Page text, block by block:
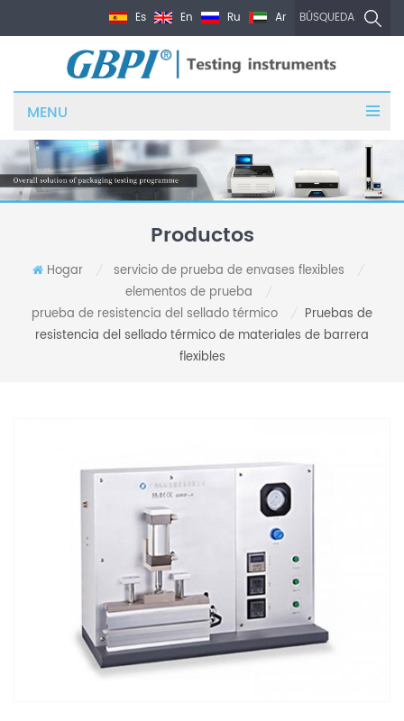
BÚSQUEDA
Es En Ru Ar
MENU
Productos
Hogar servicio de prueba de envases flexibles
elementos de prueba
prueba de resistencia del sellado térmico
Pruebas de
resistencia del sellado térmico de materiales de barrera
flexibles